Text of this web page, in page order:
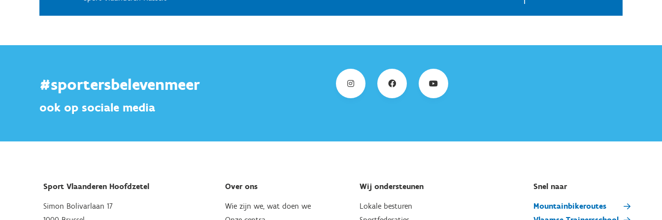
reserveren via mail
gebeurt via factuur.
#sportersbelevenmeer
ook op sociale media
Sport Vlaanderen Hoofdzetel
Simon Bolivarlaan 17
Over ons
Wie zijn we, wat doen we
Wij ondersteunen
Lokale besturen
Snel naar
Mountainbikeroutes